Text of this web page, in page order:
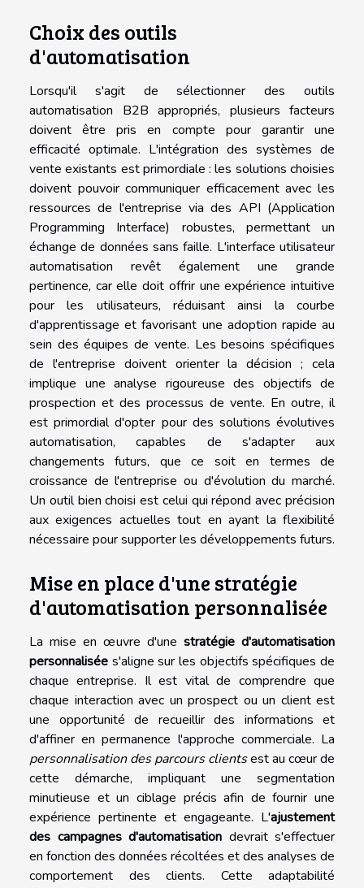
Choix des outils
d'automatisation
Lorsqu'il s'agit de sélectionner des outils
automatisation B2B appropriés, plusieurs facteurs
doivent être pris en compte pour garantir une
efficacité optimale. L'intégration des systèmes de
vente existants est primordiale : les solutions choisies
doivent pouvoir communiquer efficacement avec les
ressources de l'entreprise via des API (Application
Programming Interface) robustes, permettant un
échange de données sans faille. L'interface utilisateur
automatisation revêt également une grande
pertinence, car elle doit offrir une expérience intuitive
pour les utilisateurs, réduisant ainsi la courbe
d'apprentissage et favorisant une adoption rapide au
sein des équipes de vente. Les besoins spécifiques
de l'entreprise doivent orienter la décision ; cela
implique une analyse rigoureuse des objectifs de
prospection et des processus de vente. En outre, il
est primordial d'opter pour des solutions évolutives
automatisation, capables de s'adapter aux
changements futurs, que ce soit en termes de
croissance de l'entreprise ou d'évolution du marché.
Un outil bien choisi est celui qui répond avec précision
aux exigences actuelles tout en ayant la flexibilité
nécessaire pour supporter les développements futurs.
Mise en place d'une stratégie
d'automatisation personnalisée
La mise en œuvre d'une stratégie d'automatisation
personnalisée s'aligne sur les objectifs spécifiques de
chaque entreprise. Il est vital de comprendre que
chaque interaction avec un prospect ou un client est
une opportunité de recueillir des informations et
d'affiner en permanence l'approche commerciale. La
personnalisation des parcours clientsest au cœur de
cette démarche, impliquant une segmentation
minutieuse et un ciblage précis afin de fournir une
expérience pertinente et engageante. L'ajustement
des campagnes d'automatisation devrait s'effectuer
en fonction des données récoltées et des analyses de
comportement des clients. Cette adaptabilité